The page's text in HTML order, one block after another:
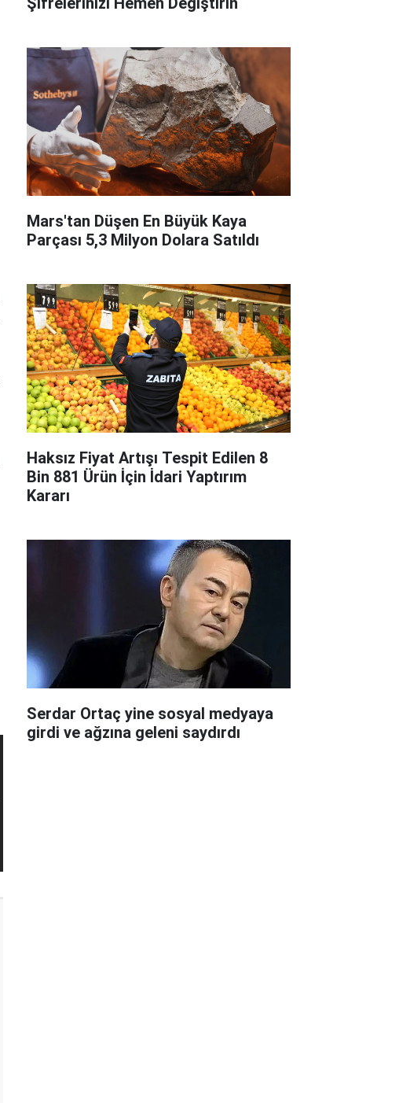
Mars'tan Düşen En Büyük Kaya
Parçası 5,3 Milyon Dolara Satıldı
Haksız Fiyat Artışı Tespit Edilen 8
Bin 881 Ürün İçin İdari Yaptırım
Kararı
Serdar Ortaç yine sosyal medyaya
girdi ve ağzına geleni saydırdı